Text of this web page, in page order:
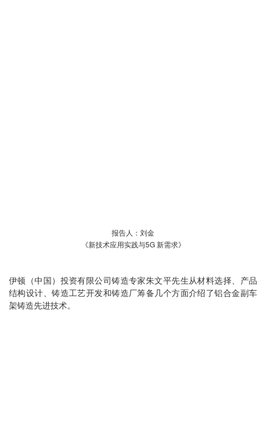
报告人：刘金
《新技术应用实践与5G 新需求》
伊顿（中国）投资有限公司铸造专家朱文平先生从材料选择、产品
结构设计、铸造工艺开发和铸造厂筹备几个方面介绍了铝合金副车
架铸造先进技术。